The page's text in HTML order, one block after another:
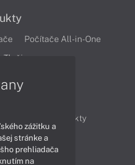
Počítače All-in-One
Tlačiarne
Produkty
Videá
zážitku a
stránke a
prehliadača
na